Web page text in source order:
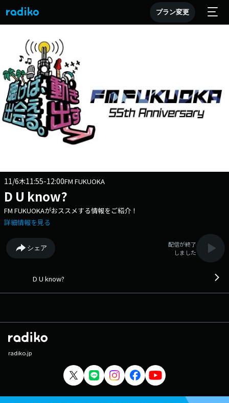
プラン変更
11/6木11:55-12:00FM FUKUOKA
D U know?
FM FUKUOKAがおススメする情報をご紹介！
詳細情報を見る
シェア
配信が終了
しました
D U know?
radiko.jp